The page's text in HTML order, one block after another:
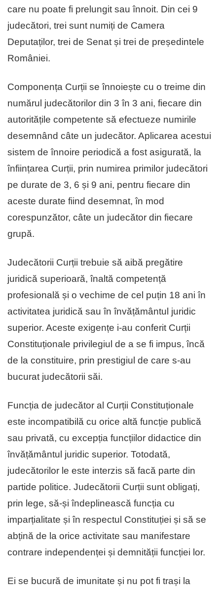
care nu poate fi prelungit sau înnoit. Din cei 9
judecători, trei sunt numiți de Camera
Deputaților, trei de Senat și trei de președintele
României.
Componența Curții se înnoiește cu o treime din
numărul judecătorilor din 3 în 3 ani, fiecare din
autoritățile competente să efectueze numirile
desemnând câte un judecător. Aplicarea acestui
sistem de înnoire periodică a fost asigurată, la
înființarea Curții, prin numirea primilor judecători
pe durate de 3, 6 și 9 ani, pentru fiecare din
aceste durate fiind desemnat, în mod
corespunzător, câte un judecător din fiecare
grupă.
Judecătorii Curții trebuie să aibă pregătire
juridică superioară, înaltă competență
profesională și o vechime de cel puțin 18 ani în
activitatea juridică sau în învățământul juridic
superior. Aceste exigențe i-au conferit Curții
Constituționale privilegiul de a se fi impus, încă
de la constituire, prin prestigiul de care s-au
bucurat judecătorii săi.
Funcția de judecător al Curții Constituționale
este incompatibilă cu orice altă funcție publică
sau privată, cu excepția funcțiilor didactice din
învățământul juridic superior. Totodată,
judecătorilor le este interzis să facă parte din
partide politice. Judecătorii Curții sunt obligați,
prin lege, să-și îndeplinească funcția cu
imparțialitate și în respectul Constituției și să se
abțină de la orice activitate sau manifestare
contrare independenței și demnității funcției lor.
Ei se bucură de imunitate și nu pot fi trași la